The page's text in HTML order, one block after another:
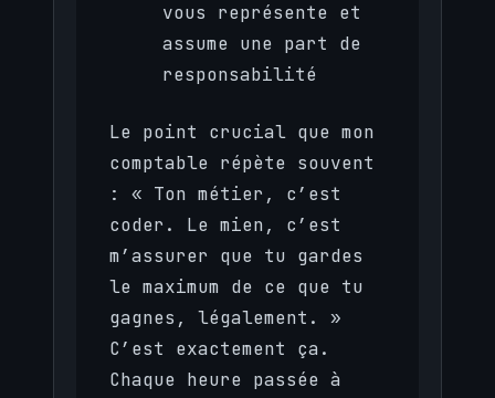
vous représente et
assume une part de
responsabilité
Le point crucial que mon
comptable répète souvent
: « Ton métier, c’est
coder. Le mien, c’est
m’assurer que tu gardes
le maximum de ce que tu
gagnes, légalement. »
C’est exactement ça.
Chaque heure passée à